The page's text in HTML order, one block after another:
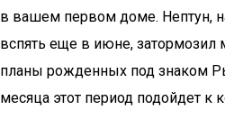
в вашем первом доме. Нептун,
вспять еще в июне, затормозил
планы рожденных под знаком
месяца этот период подойдет к